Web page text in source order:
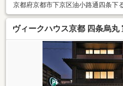
京都府京都市下京区油小路通四条下
ヴィークハウス京都 四条烏丸